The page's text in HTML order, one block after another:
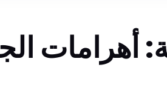
أهرامات